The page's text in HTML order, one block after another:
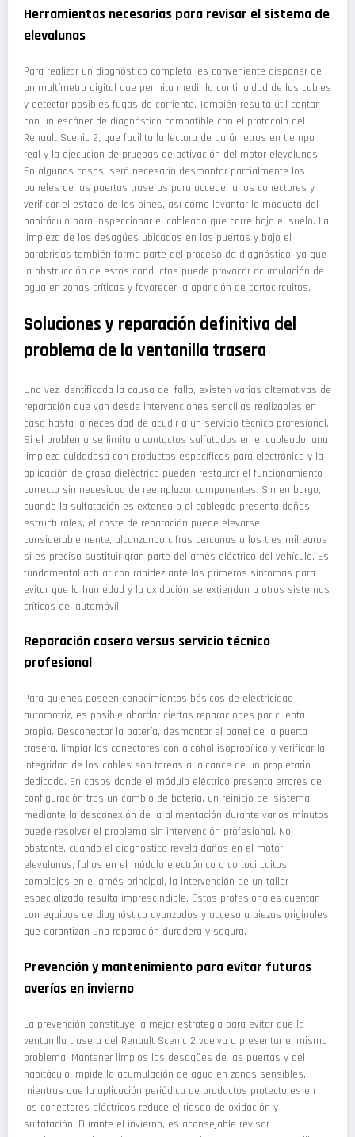
Herramientas necesarias para revisar el sistema de
elevalunas
Para realizar un diagnóstico completo, es conveniente disponer de
un multímetro digital que permita medir la continuidad de los cables
y detectar posibles fugas de corriente. También resulta útil contar
con un escáner de diagnóstico compatible con el protocolo del
Renault Scenic 2, que facilita la lectura de parámetros en tiempo
real y la ejecución de pruebas de activación del motor elevalunas.
En algunos casos, será necesario desmontar parcialmente los
paneles de las puertas traseras para acceder a los conectores y
verificar el estado de los pines, así como levantar la moqueta del
habitáculo para inspeccionar el cableado que corre bajo el suelo. La
limpieza de los desagües ubicados en las puertas y bajo el
parabrisas también forma parte del proceso de diagnóstico, ya que
la obstrucción de estos conductos puede provocar acumulación de
agua en zonas críticas y favorecer la aparición de cortocircuitos.
Soluciones y reparación definitiva del
problema de la ventanilla trasera
Una vez identificada la causa del fallo, existen varias alternativas de
reparación que van desde intervenciones sencillas realizables en
casa hasta la necesidad de acudir a un servicio técnico profesional.
Si el problema se limita a contactos sulfatados en el cableado, una
limpieza cuidadosa con productos específicos para electrónica y la
aplicación de grasa dieléctrica pueden restaurar el funcionamiento
correcto sin necesidad de reemplazar componentes. Sin embargo,
cuando la sulfatación es extensa o el cableado presenta daños
estructurales, el coste de reparación puede elevarse
considerablemente, alcanzando cifras cercanas a los tres mil euros
si es preciso sustituir gran parte del arnés eléctrico del vehículo. Es
fundamental actuar con rapidez ante los primeros síntomas para
evitar que la humedad y la oxidación se extiendan a otros sistemas
críticos del automóvil.
Reparación casera versus servicio técnico
profesional
Para quienes poseen conocimientos básicos de electricidad
automotriz, es posible abordar ciertas reparaciones por cuenta
propia. Desconectar la batería, desmontar el panel de la puerta
trasera, limpiar los conectores con alcohol isopropílico y verificar la
integridad de los cables son tareas al alcance de un propietario
dedicado. En casos donde el módulo eléctrico presenta errores de
configuración tras un cambio de batería, un reinicio del sistema
mediante la desconexión de la alimentación durante varios minutos
puede resolver el problema sin intervención profesional. No
obstante, cuando el diagnóstico revela daños en el motor
elevalunas, fallos en el módulo electrónico o cortocircuitos
complejos en el arnés principal, la intervención de un taller
especializado resulta imprescindible. Estos profesionales cuentan
con equipos de diagnóstico avanzados y acceso a piezas originales
que garantizan una reparación duradera y segura.
Prevención y mantenimiento para evitar futuras
averías en invierno
La prevención constituye la mejor estrategia para evitar que la
ventanilla trasera del Renault Scenic 2 vuelva a presentar el mismo
problema. Mantener limpios los desagües de las puertas y del
habitáculo impide la acumulación de agua en zonas sensibles,
mientras que la aplicación periódica de productos protectores en
los conectores eléctricos reduce el riesgo de oxidación y
sulfatación. Durante el invierno, es aconsejable revisar